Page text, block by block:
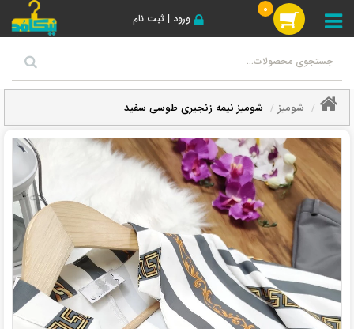
ورود | ثبت نام
0
شومیز شومیز نیمه زنجیری طوسی سفید